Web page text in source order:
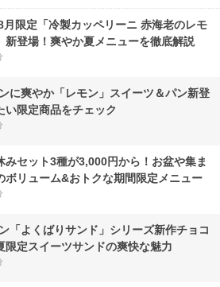
月限定「冷製カッペリーニ 赤海老のレモ
新登場！爽やか夏メニューを徹底解説
に爽やか「レモン」スイーツ＆パン新登
い限定商品をチェック
みセット3種が3,000円から！お盆や集ま
ボリューム&おトクな期間限定メニュー
「よくばりサンド」シリーズ新作チョコ
限定スイーツサンドの爽快な魅力